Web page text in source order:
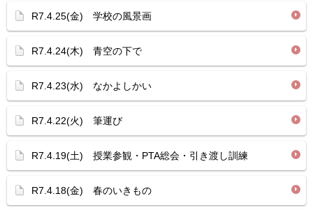
R7.4.25(金) 学校の風景画
R7.4.24(木) 青空の下で
R7.4.23(水) なかよしかい
R7.4.22(火) 筆運び
R7.4.19(土) 授業参観・PTA総会・引き渡し訓練
R7.4.18(金) 春のいきもの